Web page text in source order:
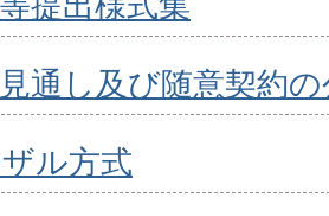
通し及び随意契約
ル方式